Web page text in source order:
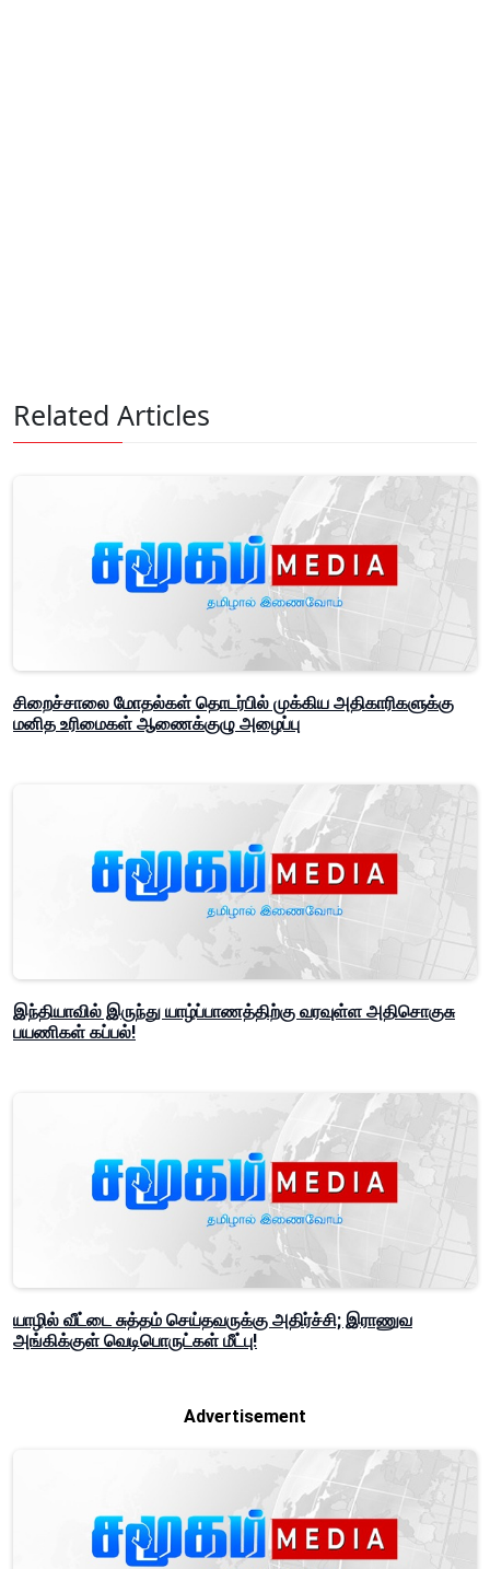
Related Articles
சிறைச்சாலை மோதல்கள் தொடர்பில் முக்கிய அதிகாரிகளுக்கு
மனித உரிமைகள் ஆணைக்குழு அழைப்பு
இந்தியாவில் இருந்து யாழ்ப்பாணத்திற்கு வரவுள்ள அதிசொகுசு
பயணிகள் கப்பல்!
யாழில் வீட்டை சுத்தம் செய்தவருக்கு அதிர்ச்சி; இராணுவ
அங்கிக்குள் வெடிபொருட்கள் மீட்பு!
Advertisement